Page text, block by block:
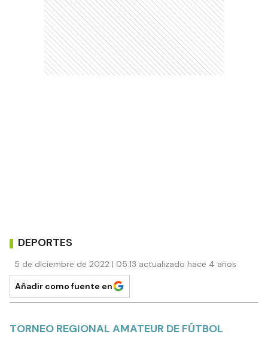
DEPORTES
5 de diciembre de 2022 | 05:13 actualizado hace 4 años
Añadir como fuente en
TORNEO REGIONAL AMATEUR DE FÚTBOL